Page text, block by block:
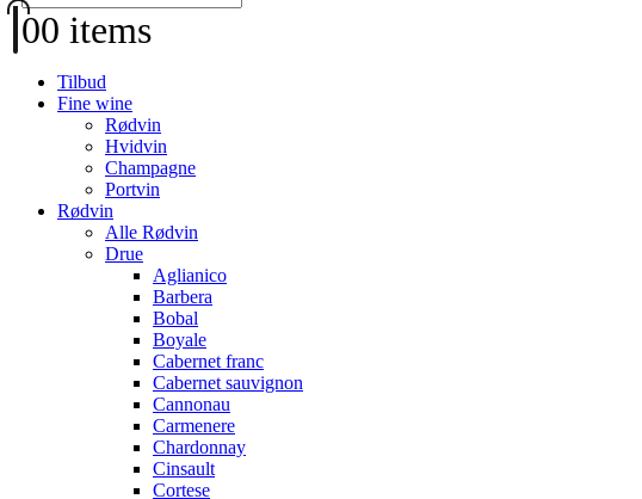
00 items
Tilbud
Fine wine
Rødvin
Hvidvin
Champagne
Portvin
Rødvin
Alle Rødvin
Drue
Aglianico
Barbera
Bobal
Boyale
Cabernet franc
Cabernet sauvignon
Cannonau
Carmenere
Chardonnay
Cinsault
Cortese